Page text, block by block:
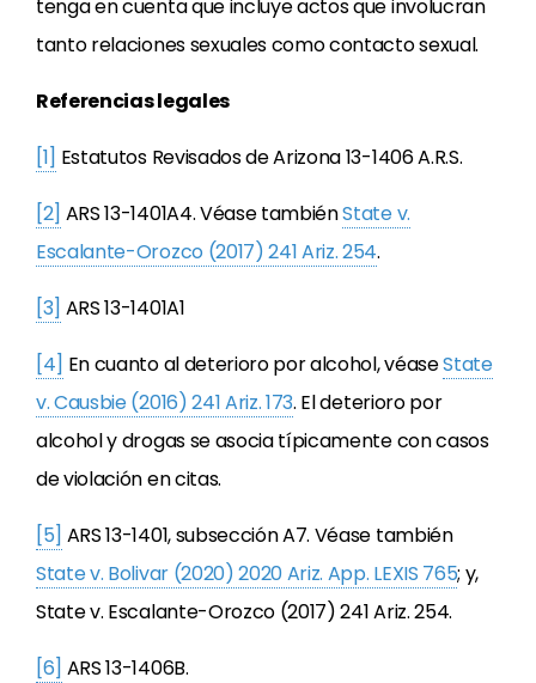
tenga en cuenta que incluye actos que involucran
tanto relaciones sexuales como contacto sexual.
Referencias legales
[1] Estatutos Revisados de Arizona 13-1406 A.R.S.
[2] ARS 13-1401A4. Véase tambiénState v.
Escalante-Orozco (2017) 241 Ariz. 254.
[3] ARS 13-1401A1
[4] En cuanto al deterioro por alcohol, véaseState
v. Causbie (2016) 241 Ariz. 173. El deterioro por
alcohol y drogas se asocia típicamente con casos
de violación en citas.
[5] ARS 13-1401, subsección A7. Véase también
State v. Bolivar (2020) 2020 Ariz. App. LEXIS 765; y,
State v. Escalante-Orozco (2017) 241 Ariz. 254.
[6] ARS 13-1406B.